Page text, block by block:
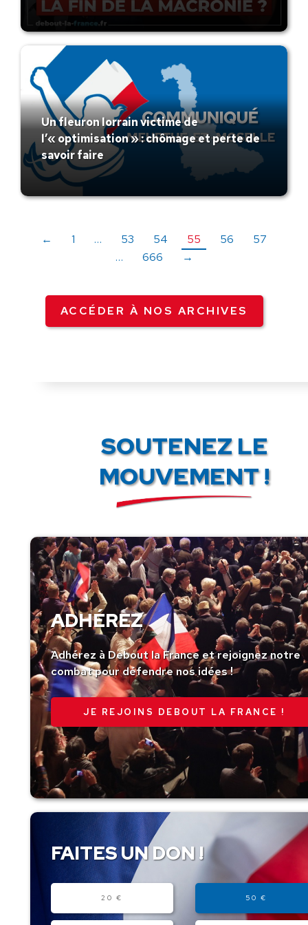
Un fleuron lorrain victime de
l’« optimisation » : chômage et perte de
savoir faire
← 1 … 53 54 55 56
57
…
666 →
ACCÉDER À NOS ARCHIVES
SOUTENEZ LE
MOUVEMENT !
ADHÉREZ
Adhérez à Debout la France et rejoignez notre
combat pour défendre nos idées !
JE REJOINS DEBOUT LA FRANCE !
FAITES UN DON !
20 € 50 €